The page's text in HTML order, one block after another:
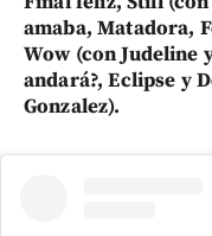
amaba, Matadora,
Wow (con Judeline
andará?, Eclipse y
Gonzalez).